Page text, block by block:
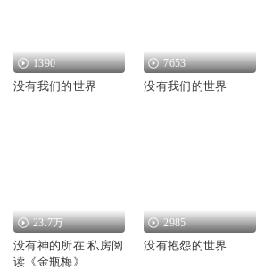
1390
没有我们的世界
7653
没有我们的世界
23.7万
没有神的所在 私房阅
读《金瓶梅》
2985
没有抱怨的世界